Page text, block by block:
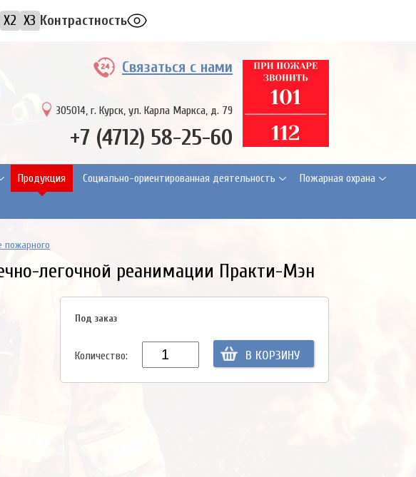
X2 X3 Контрастность
Связаться с нами
305014, г. Курск, ул. Карла Маркса, д. 79
+7 (4712) 58-25-60
Продукция Cоциально-ориентированная деятельность Пожарная охрана
пожарного
легочной реанимации Практи-Мэн
Под заказ
Количество: В КОРЗИНУ